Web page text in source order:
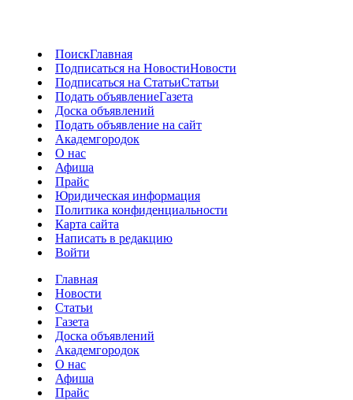
ПоискГлавная
Подписаться на НовостиНовости
Подписаться на СтатьиСтатьи
Подать объявлениеГазета
Доска объявлений
Подать объявление на сайт
Академгородок
О нас
Афиша
Прайс
Юридическая информация
Политика конфиденциальности
Карта сайта
Написать в редакцию
Войти
Главная
Новости
Статьи
Газета
Доска объявлений
Академгородок
О нас
Афиша
Прайс